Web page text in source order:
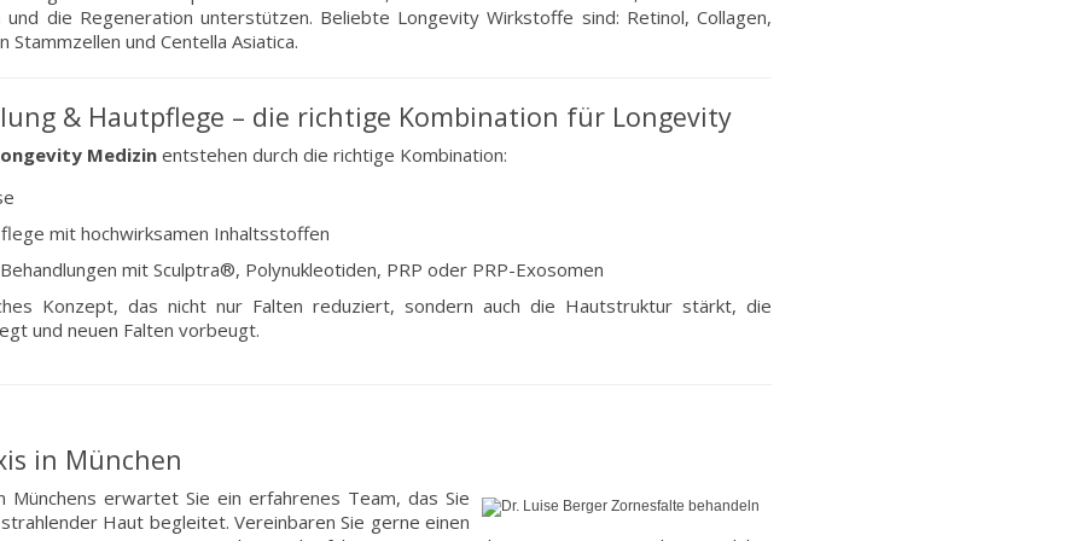
die Regeneration unterstützen. Beliebte Longevity Wirkstoffe sind: Retinol, Collagen,
Stammzellen und Centella Asiatica.
& Hautpflege – die richtige Kombination für Longevity
Medizin entstehen durch die richtige Kombination:
mit hochwirksamen Inhaltsstoffen
mit Sculptra®, Polynukleotiden, PRP oder PRP-Exosomen
Konzept, das nicht nur Falten reduziert, sondern auch die Hautstruktur stärkt, die
und neuen Falten vorbeugt.
in München
erwartet Sie ein erfahrenes Team, das Sie
Haut begleitet. Vereinbaren Sie gerne einen